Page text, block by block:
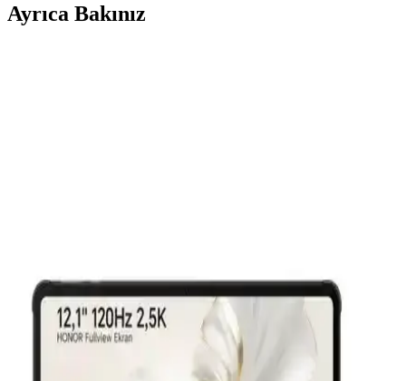
Ayrıca Bakınız
kullanımı kolaylaştırır.
Galaxy Tablet A9: Güçlü Performans ve Şık
Tasarım ile Elektronik Dünyasında Yeni Bir Adım
Galaxy Tablet A9, geniş ekran, güçlü işlemci ve uzun pil ömrüyle